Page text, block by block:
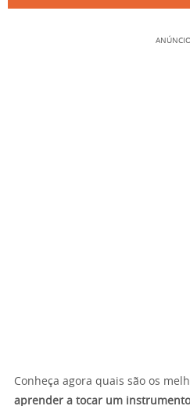
Conheça agora quais são os
aprender a tocar um instrumento